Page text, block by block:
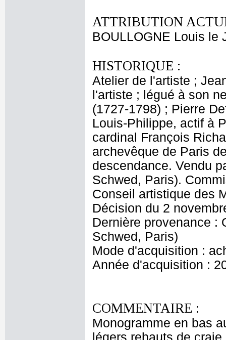
ATTRIBUTION
BOULLOGNE Louis le
HISTORIQUE :
Atelier de l'artiste ;
l'artiste ; légué à son
(1727-1798) ; Pierre
Louis-Philippe, actif à
cardinal François
archevêque de Paris
descendance. Vendu
Schwed, Paris).
Conseil artistique des
Décision du 2
Dernière provenance :
Schwed, Paris)
Mode d'acquisition :
Année d'acquisition :
COMMENTAIRE :
Monogramme en bas
légers rehauts de